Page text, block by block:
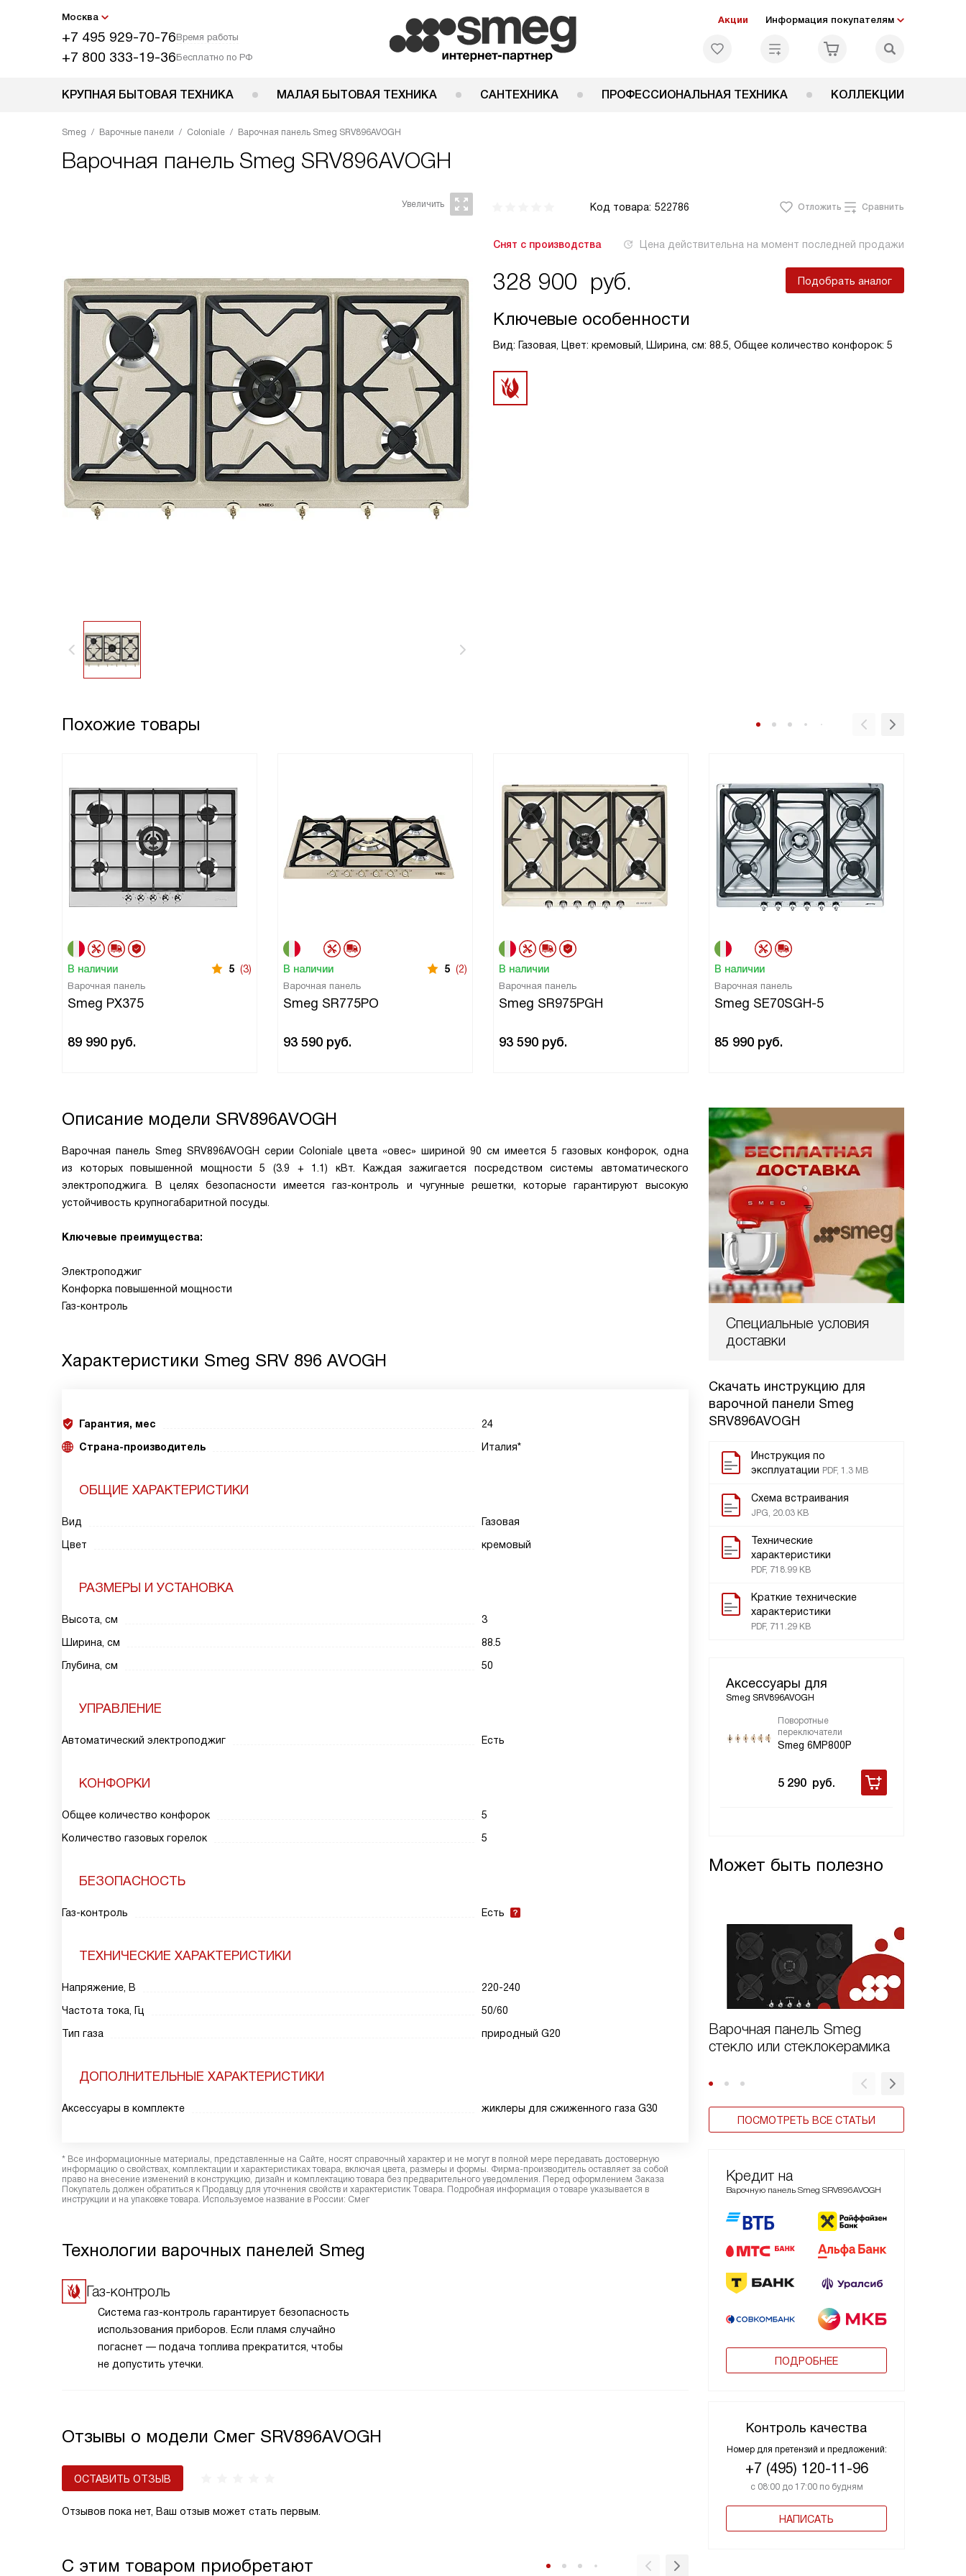
Москва
+7 495 929-70-76Время работы
+7 800 333-19-36Бесплатно по РФ
Акции Информация покупателям
КРУПНАЯ БЫТОВАЯ ТЕХНИКА МАЛАЯ БЫТОВАЯ ТЕХНИКА САНТЕХНИКА ПРОФЕССИОНАЛЬНАЯ ТЕХНИКА КОЛЛЕКЦИИ
Smeg Варочные панели Coloniale Варочная панель Smeg SRV896AVOGH
Варочная панель Smeg SRV896AVOGH
Код товара: 522786 Отложить Сравнить
Снят с производства Цена действительна на момент последней продажи
328 900 руб. Подобрать аналог
Ключевые особенности
Вид: Газовая, Цвет: кремовый, Ширина, см: 88.5, Общее количество конфорок: 5
Похожие товары
В наличии 5 (3)
Варочная панель
Smeg PX375
89 990 руб.
В наличии 5 (2)
Варочная панель
Smeg SR775PO
93 590 руб.
В наличии
Варочная панель
Smeg SR975PGH
93 590 руб.
В наличии
Варочная панель
Smeg SE70SGH-5
85 990 руб.
Специальные условия
доставки
Скачать инструкцию для
варочной панели Smeg
SRV896AVOGH
Инструкция по
эксплуатации PDF, 1.3 MB
Схема встраивания
JPG, 20.03 KB
Технические
характеристики
PDF, 718.99 KB
Краткие технические
характеристики
PDF, 711.29 KB
Аксессуары для
Smeg SRV896AVOGH
Поворотные
переключатели
Smeg 6MP800P
5 290 руб.
Может быть полезно
Варочная панель Smeg
стекло или стеклокерамика
ПОСМОТРЕТЬ ВСЕ СТАТЬИ
Кредит на
Варочную панель Smeg SRV896AVOGH
ПОДРОБНЕЕ
Контроль качества
Номер для претензий и предложений:
+7 (495) 120-11-96
с 08:00 до 17:00 по будням
НАПИСАТЬ
Описание модели SRV896AVOGH
Варочная панель Smeg SRV896AVOGH серии Coloniale цвета «овес» шириной 90 см имеется 5 газовых конфорок, одна
из которых повышенной мощности 5 (3.9 + 1.1) кВт. Каждая зажигается посредством системы автоматического
электроподжига. В целях безопасности имеется газ-контроль и чугунные решетки, которые гарантируют высокую
устойчивость крупногабаритной посуды.
Ключевые преимущества:
Электроподжиг
Конфорка повышенной мощности
Газ-контроль
Характеристики Smeg SRV 896 AVOGH
Гарантия, мес
24
Страна-производитель
Италия*
ОБЩИЕ ХАРАКТЕРИСТИКИ
Вид
Газовая
Цвет
кремовый
РАЗМЕРЫ И УСТАНОВКА
Высота, см
3
Ширина, см
88.5
Глубина, см
50
УПРАВЛЕНИЕ
Автоматический электроподжиг Есть
КОНФОРКИ
Общее количество конфорок
5
Количество газовых горелок
5
БЕЗОПАСНОСТЬ
Газ-контроль Есть
ТЕХНИЧЕСКИЕ ХАРАКТЕРИСТИКИ
Напряжение, В
220-240
Частота тока, Гц
50/60
Тип газа
природный G20
ДОПОЛНИТЕЛЬНЫЕ ХАРАКТЕРИСТИКИ
Аксессуары в комплекте жиклеры для сжиженного газа G30
* Все информационные материалы, представленные на Сайте, носят справочный характер и не могут в полной мере передавать достоверную
информацию о свойствах, комплектации и характеристиках товара, включая цвета, размеры и формы. Фирма-производитель оставляет за собой
право на внесение изменений в конструкцию, дизайн и комплектацию товара без предварительного уведомления. Перед оформлением Заказа
Покупатель должен обратиться к Продавцу для уточнения свойств и характеристик Товара. Подробная информация о товаре указывается в
инструкции и на упаковке товара. Используемое название в России: Смег
Технологии варочных панелей Smeg
Газ-контроль
Система газ-контроль гарантирует безопасность
использования приборов. Если пламя случайно
погаснет — подача топлива прекратится, чтобы
не допустить утечки.
Отзывы о модели Смег SRV896AVOGH
ОСТАВИТЬ ОТЗЫВ
Отзывов пока нет, Ваш отзыв может стать первым.
С этим товаром приобретают